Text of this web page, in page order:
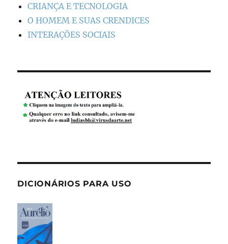
CRIANÇA E TECNOLOGIA
O HOMEM E SUAS CRENDICES
INTERAÇÕES SOCIAIS
DICIONÁRIOS PARA USO